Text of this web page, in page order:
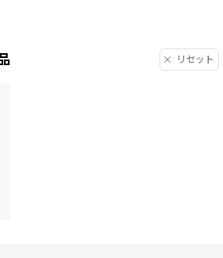
リセット